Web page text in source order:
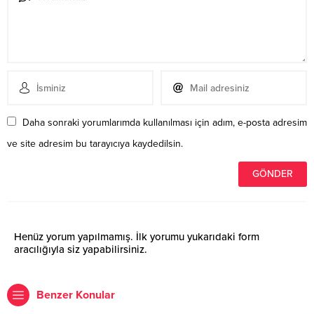
Daha sonraki yorumlarımda kullanılması için adım, e-posta adresim
ve site adresim bu tarayıcıya kaydedilsin.
Henüz yorum yapılmamış. İlk yorumu yukarıdaki form
aracılığıyla siz yapabilirsiniz.
Benzer Konular